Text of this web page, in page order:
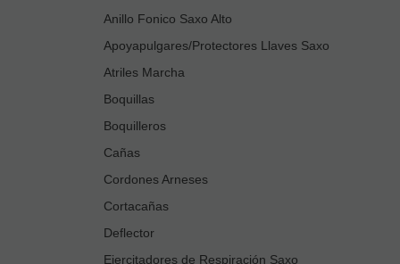
Anillo Fonico Saxo Alto
Apoyapulgares/Protectores Llaves Saxo
Atriles Marcha
Boquillas
Boquilleros
Cañas
Cordones Arneses
Cortacañas
Deflector
Ejercitadores de Respiración Saxo